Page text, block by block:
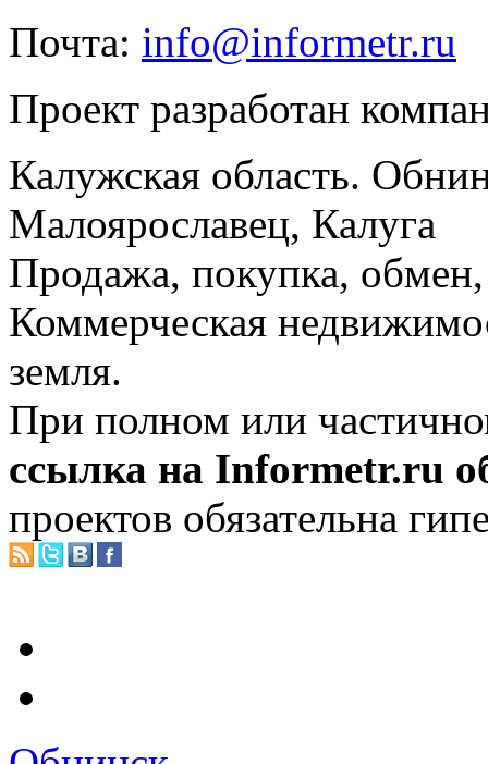
Почта: info@informetr.ru
Проект разработан
Калужская область.
Малоярославец, Калуга
Продажа, покупка, обмен,
Коммерческая
земля.
При полном или
ссылка на Informetr.ru
проектов обязательна